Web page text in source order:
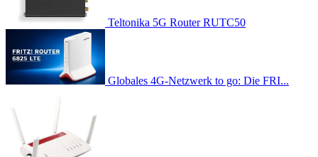
Teltonika 5G Router RUTC50
Globales 4G-Netzwerk to go: Die FRI...